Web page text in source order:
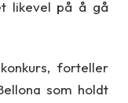
likevel på å gå
forteller
som holdt